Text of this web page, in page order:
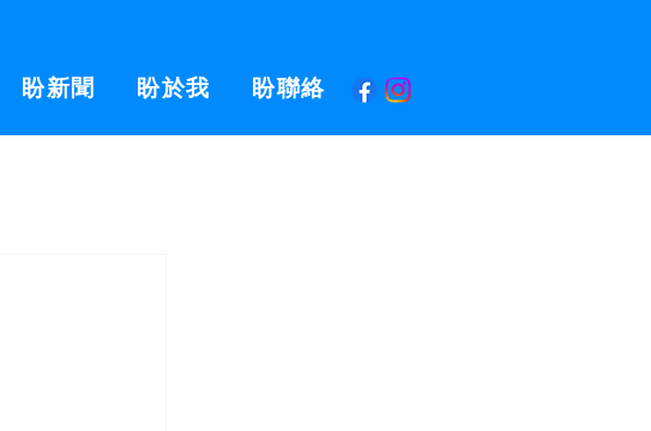
盼新聞 盼於我 盼聯絡